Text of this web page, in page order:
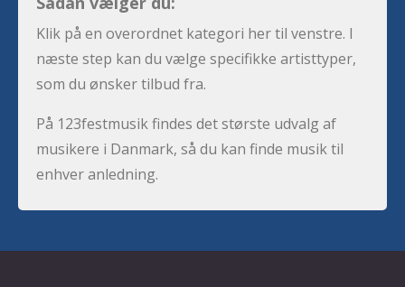
Klik på en overordnet kategori her til venstre. I
næste step kan du vælge specifikke artisttyper,
som du ønsker tilbud fra.
På 123festmusik findes det største udvalg af
musikere i Danmark, så du kan finde musik til
enhver anledning.